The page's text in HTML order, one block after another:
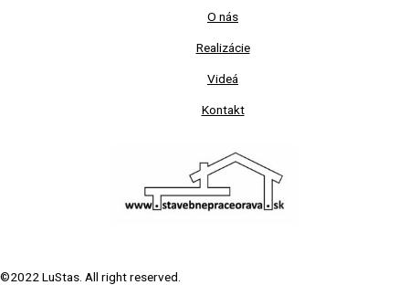
O nás
Realizácie
Videá
Kontakt
©2022 LuStas. All right reserved.